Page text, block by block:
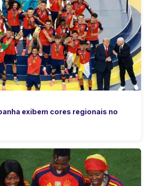
exibem cores regionais no